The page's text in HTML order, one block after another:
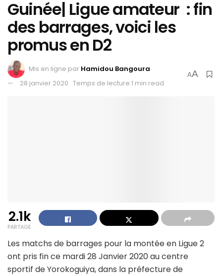
Guinée| Ligue amateur : fin
des barrages, voici les
promus en D2
Mis en ligne par Hamidou Bangoura
28 janvier 2020 Temps de lecture:1 min read
AA
2.1k
PARTAGE
Les matchs de barrages pour la montée en Ligue 2
ont pris fin ce mardi 28 Janvier 2020 au centre
sportif de Yorokoguiya, dans la préfecture de